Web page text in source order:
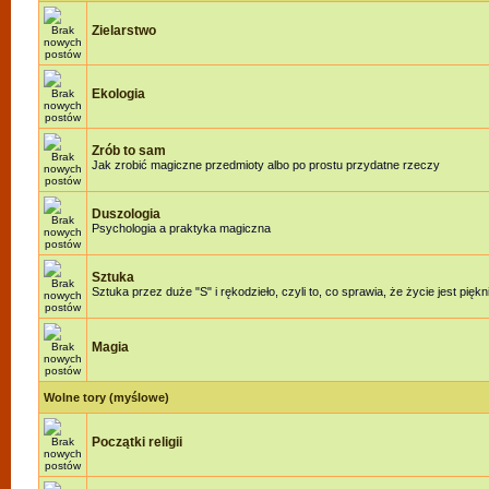
Zielarstwo
Ekologia
Zrób to sam
Jak zrobić magiczne przedmioty albo po prostu przydatne rzeczy
Duszologia
Psychologia a praktyka magiczna
Sztuka
Sztuka przez duże "S" i rękodzieło, czyli to, co sprawia, że życie jest
Magia
Wolne tory (myślowe)
Początki religii